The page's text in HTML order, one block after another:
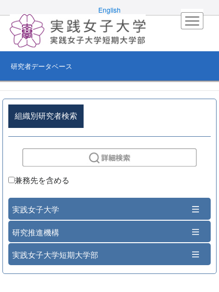
English
研究者データベース
組織別研究者検索
兼務先を含める
実践女子大学
研究推進機構
実践女子大学短期大学部